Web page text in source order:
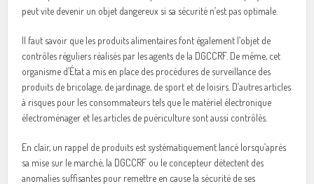
peut vite devenir un objet dangereux si sa sécurité n’est pas optimale.
Il faut savoir que les produits alimentaires font également l’objet de
contrôles réguliers réalisés par les agents de la DGCCRF. De même, cet
organisme d’État a mis en place des procédures de surveillance des
produits de bricolage, de jardinage, de sport et de loisirs. D’autres articles
à risques pour les consommateurs tels que le matériel électronique
électroménager et les articles de puériculture sont aussi contrôlés.
En clair, un rappel de produits est systématiquement lancé lorsqu’après
sa mise sur le marché, la DGCCRF ou le concepteur détectent des
anomalies suffisantes pour remettre en cause la sécurité de ses